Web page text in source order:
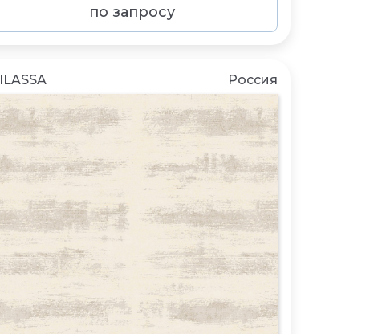
по запросу
Россия